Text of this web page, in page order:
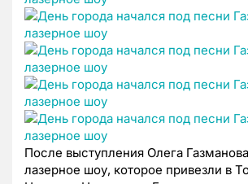
После выступления Олега
лазерное шоу, которое привезли в